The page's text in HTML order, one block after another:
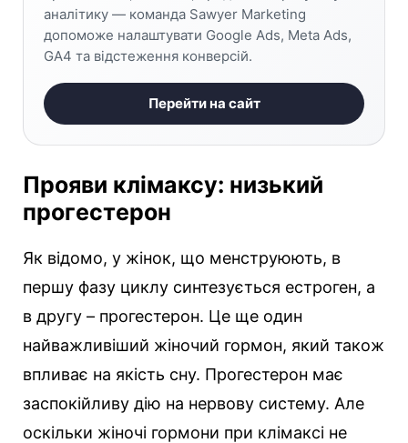
аналітику — команда Sawyer Marketing
допоможе налаштувати Google Ads, Meta Ads,
GA4 та відстеження конверсій.
Перейти на сайт
Прояви клімаксу: низький
прогестерон
Як відомо, у жінок, що менструюють, в
першу фазу циклу синтезується естроген, а
в другу – прогестерон. Це ще один
найважливіший жіночий гормон, який також
впливає на якість сну. Прогестерон має
заспокійливу дію на нервову систему. Але
оскільки жіночі гормони при клімаксі не